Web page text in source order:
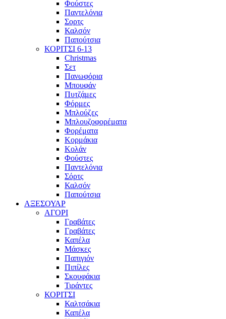
Φούστες
Παντελόνια
Σορτς
Καλσόν
Παπούτσια
ΚΟΡΙΤΣΙ 6-13
Christmas
Σετ
Πανωφόρια
Μπουφάν
Πυτζάμες
Φόρμες
Μπλούζες
Μπλουζοφορέματα
Φορέματα
Κορμάκια
Κολάν
Φούστες
Παντελόνια
Σόρτς
Καλσόν
Παπούτσια
ΑΞΕΣΟΥΑΡ
ΑΓΟΡΙ
Γραβάτες
Γραβάτες
Καπέλα
Μάσκες
Παπιγιόν
Πιπίλες
Σκουφάκια
Τιράντες
ΚΟΡΙΤΣΙ
Καλτσάκια
Καπέλα